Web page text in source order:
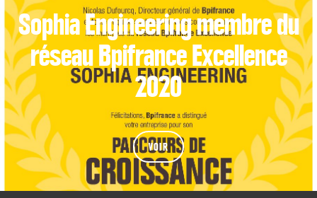
Sophia Engineering membre du
réseau Bpifrance Excellence
2020
VOIR